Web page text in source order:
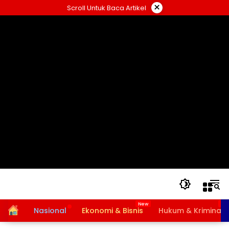
ke
Scroll Untuk Baca Artikel ×
HomeNasional Ekonomi & Bisnis Hukum & Kriminal
Bansos PKH dan BPNT